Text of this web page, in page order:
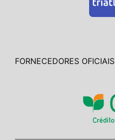
FORNECEDORES OFICIAIS